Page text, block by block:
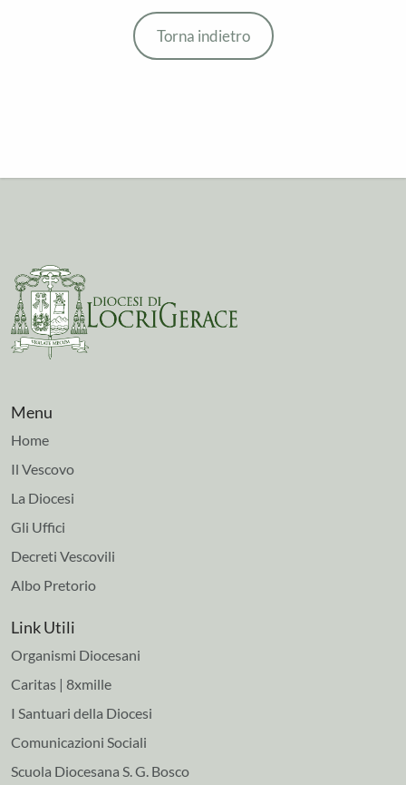
Torna indietro
Menu
Home
Il Vescovo
La Diocesi
Gli Uffici
Decreti Vescovili
Albo Pretorio
Link Utili
Organismi Diocesani
Caritas | 8xmille
I Santuari della Diocesi
Comunicazioni Sociali
Scuola Diocesana S. G. Bosco